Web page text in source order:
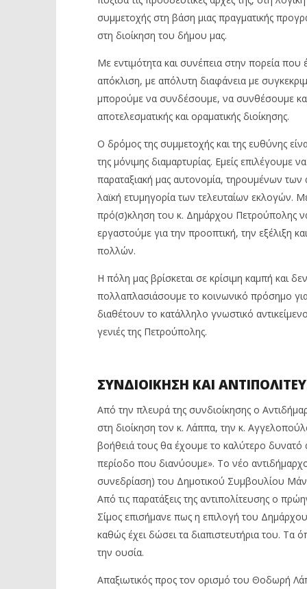
συμμετοχής στη βάση μιας πραγματικής
στη διοίκηση του δήμου μας.
Με εντιμότητα και συνέπεια στην πορεία
απόκλιση, με απόλυτη διαφάνεια με
μπορούμε να συνδέσουμε, να συνθέσουμε
αποτελεσματικής και οραματικής διοίκησης.
Ο δρόμος της συμμετοχής και της ευθύνης
της μόνιμης διαμαρτυρίας. Εμείς επιλέγουμε
παραταξιακή μας αυτονομία, τηρουμένων
λαϊκή ετυμηγορία των τελευταίων εκλογών.
πρό(σ)κληση του κ. Δημάρχου Πετρούπολης
εργαστούμε για την προοπτική, την εξέλιξη
πολλών.
Η πόλη μας βρίσκεται σε κρίσιμη καμπή και
πολλαπλασιάσουμε το κοινωνικό πρόσημο
διαθέτουν το κατάλληλο γνωστικό
γενιές της Πετρούπολης.
ΣΥΝΔΙΟΙΚΗΣΗ ΚΑΙ
Από την πλευρά της συνδιοίκησης ο
στη διοίκηση τον κ. Λάππα, την κ.
βοήθειά τους θα έχουμε το καλύτερο δυνατό
περίοδο που διανύουμε». Το νέο
συνεδρίαση) του Δημοτικού Συμβουλίου
Από τις παρατάξεις της αντιπολίτευσης ο
Σίμος επισήμανε πως η επιλογή του
καθώς έχει δώσει τα διαπιστευτήρια του. Τα
την ουσία.
Απαξιωτικός προς τον ορισμό του Θοδωρή